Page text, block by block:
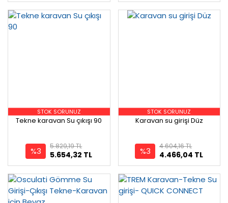
STOK SORUNUZ
Tekne karavan Su çıkışı 90
%3 5.654,32 TL
5.829,19 TL
STOK SORUNUZ
Karavan su girişi Düz
%3 4.466,04 TL
4.604,16 TL